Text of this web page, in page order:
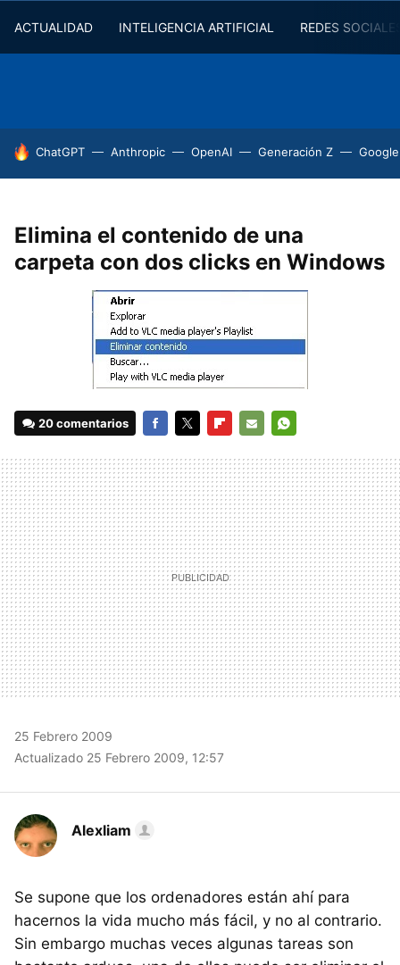
ACTUALIDAD INTELIGENCIA ARTIFICIAL REDES
HOY SE HABLA DE
ChatGPT Anthropic OpenAI Generación Z
Elimina el contenido de una
carpeta con dos clicks en Windows
20 comentarios
MAIL
25 Febrero 2009
Actualizado 25 Febrero 2009, 12:57
Alexliam
Se supone que los ordenadores están ahí para
hacernos la vida mucho más fácil, y no al contrario.
Sin embargo muchas veces algunas tareas son